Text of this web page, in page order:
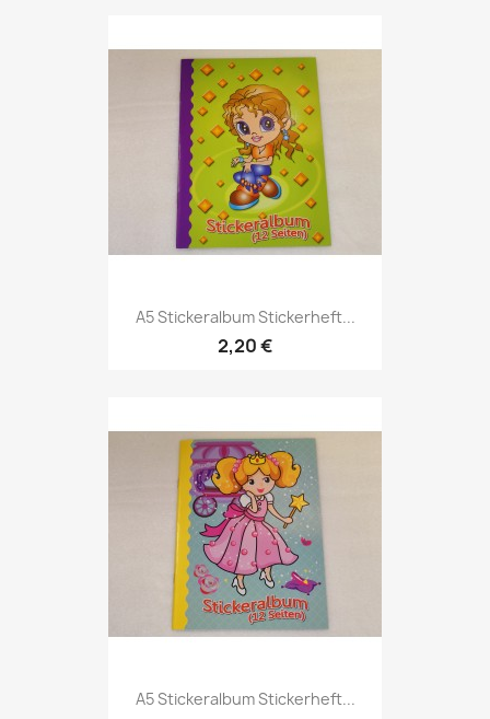
A5 Stickeralbum Stickerheft...
2,20 €
A5 Stickeralbum Stickerheft...